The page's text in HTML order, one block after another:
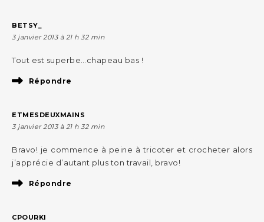
BETSY_
3 janvier 2013 à 21 h 32 min
Tout est superbe…chapeau bas !
Répondre
ETMESDEUXMAINS
3 janvier 2013 à 21 h 32 min
Bravo! je commence à peine à tricoter et crocheter alors
j’apprécie d’autant plus ton travail, bravo!
Répondre
CPOURKI